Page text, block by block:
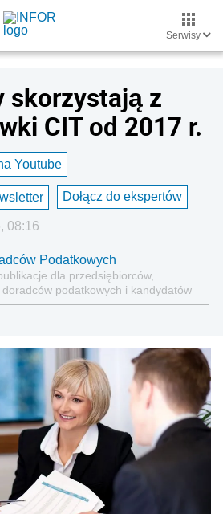
Serwisy
skorzystają z
CIT od 2017 r.
Youtube
Dołącz do ekspertów
08:16
Podatkowych
dla przedsiębiorców,
podatkowych i kandydatów
podatkowych.